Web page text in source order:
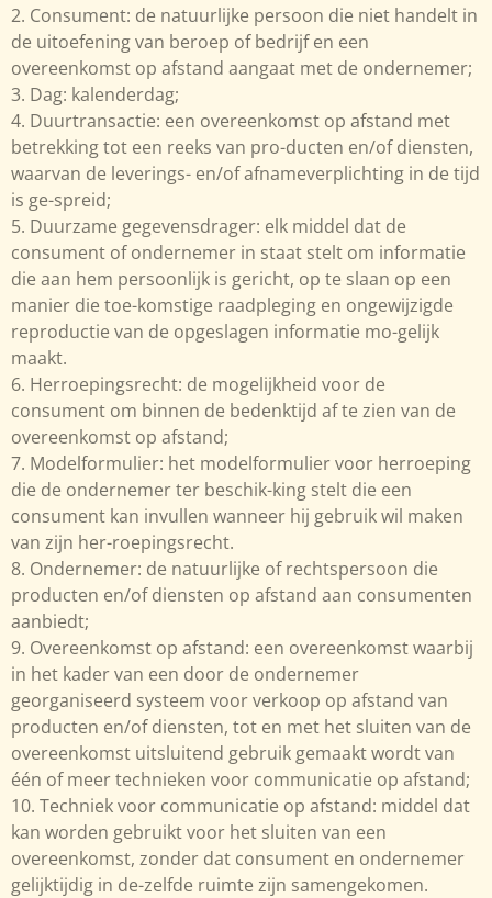
2. Consument: de natuurlijke persoon die niet handelt in
de uitoefening van beroep of bedrijf en een
overeenkomst op afstand aangaat met de ondernemer;
3. Dag: kalenderdag;
4. Duurtransactie: een overeenkomst op afstand met
betrekking tot een reeks van pro-ducten en/of diensten,
waarvan de leverings- en/of afnameverplichting in de tijd
is ge-spreid;
5. Duurzame gegevensdrager: elk middel dat de
consument of ondernemer in staat stelt om informatie
die aan hem persoonlijk is gericht, op te slaan op een
manier die toe-komstige raadpleging en ongewijzigde
reproductie van de opgeslagen informatie mo-gelijk
maakt.
6. Herroepingsrecht: de mogelijkheid voor de
consument om binnen de bedenktijd af te zien van de
overeenkomst op afstand;
7. Modelformulier: het modelformulier voor herroeping
die de ondernemer ter beschik-king stelt die een
consument kan invullen wanneer hij gebruik wil maken
van zijn her-roepingsrecht.
8. Ondernemer: de natuurlijke of rechtspersoon die
producten en/of diensten op afstand aan consumenten
aanbiedt;
9. Overeenkomst op afstand: een overeenkomst waarbij
in het kader van een door de ondernemer
georganiseerd systeem voor verkoop op afstand van
producten en/of diensten, tot en met het sluiten van de
overeenkomst uitsluitend gebruik gemaakt wordt van
één of meer technieken voor communicatie op afstand;
10. Techniek voor communicatie op afstand: middel dat
kan worden gebruikt voor het sluiten van een
overeenkomst, zonder dat consument en ondernemer
gelijktijdig in de-zelfde ruimte zijn samengekomen.